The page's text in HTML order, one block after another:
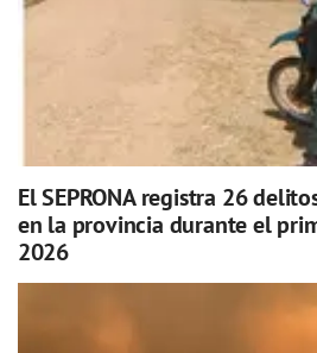
El SEPRONA registra 26
en la provincia durante el
2026